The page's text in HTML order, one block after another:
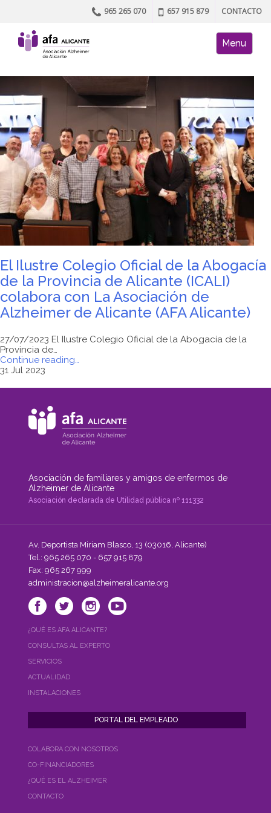
965 265 070 657 915 879 CONTACTO
AFA site
Skip to content
Menu
El Ilustre Colegio Oficial de la Abogacía
de la Provincia de Alicante (ICALI)
colabora con La Asociación de
Alzheimer de Alicante (AFA Alicante)
27/07/2023 El Ilustre Colegio Oficial de la Abogacía de la
Provincia de…
Continue reading
Oficial
la
Abogacía
de
la
Alicante
(ICALI)
colabora
con
Asociación
Alzheimer
de
Alicante
(AFA
Alicante)"
…
31 Jul 2023
Asociación de familiares y amigos de enfermos de
Alzheimer de Alicante
Asociación declarada de Utilidad pública nº 111332
Av. Deportista Miriam Blasco, 13 (03016, Alicante)
Tel.: 965 265 070 - 657 915 879
Fax: 965 267 999
administracion@alzheimeralicante.org
¿QUÉ ES AFA ALICANTE?
CONSULTAS AL EXPERTO
SERVICIOS
ACTUALIDAD
INSTALACIONES
COLABORA CON NOSOTROS
CO-FINANCIADORES
¿QUÉ ES EL ALZHEIMER
CONTACTO